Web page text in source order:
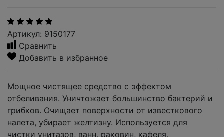
Артикул: 9150177
Сравнить
Добавить в избранное
Мощное чистящее средство с эффектом
отбеливания. Уничтожает большинство бактерий и
грибков. Очищает поверхности от известкового
налета, убирает желтизну. Используется для
чистки унитазов, ванн, раковин, кафеля,